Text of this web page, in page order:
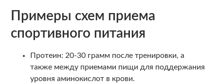
Примеры схем приема
спортивного питания
Протеин: 20-30 грамм после тренировки, а
также между приемами пищи для поддержания
уровня аминокислот в крови.